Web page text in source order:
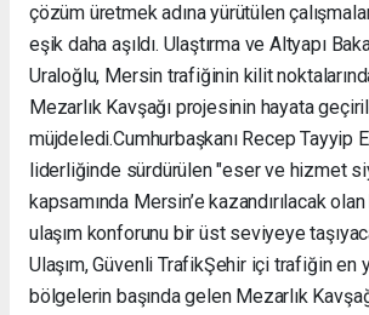
çözüm üretmek adına yürütülen
eşik daha aşıldı. Ulaştırma ve Altyapı
Uraloğlu, Mersin trafiğinin kilit
Mezarlık Kavşağı projesinin hayata
müjdeledi. ​Cumhurbaşkanı Recep Tayyip
liderliğinde sürdürülen "eser ve hizmet
kapsamında Mersin’e kazandırılacak
ulaşım konforunu bir üst seviyeye
Ulaşım, Güvenli Trafik ​Şehir içi trafiğin en
bölgelerin başında gelen Mezarlık